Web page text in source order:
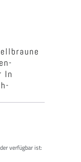
In
verfügbar ist: